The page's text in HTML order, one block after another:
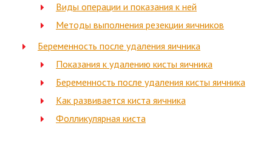
Виды операции и показания к ней
Методы выполнения резекции яичников
Беременность после удаления яичника
Показания к удалению кисты яичника
Беременность после удаления кисты яичника
Как развивается киста яичника
Фолликулярная киста